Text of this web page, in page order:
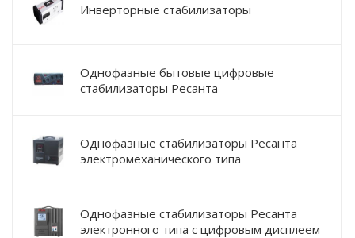
Инверторные стабилизаторы
Однофазные бытовые цифровые
стабилизаторы Ресанта
Однофазные стабилизаторы Ресанта
электромеханического типа
Однофазные стабилизаторы Ресанта
электронного типа с цифровым дисплеем